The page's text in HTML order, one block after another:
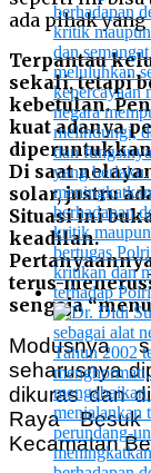
Terpantau
sekali, tetapi
kebetulan.
kuat adanya
Di saat
solar, justru
Situasi ini
keadilan.
terus-
sengaja
Modusnya
seharusnya
dikuras dan
Raya
Kecamatan